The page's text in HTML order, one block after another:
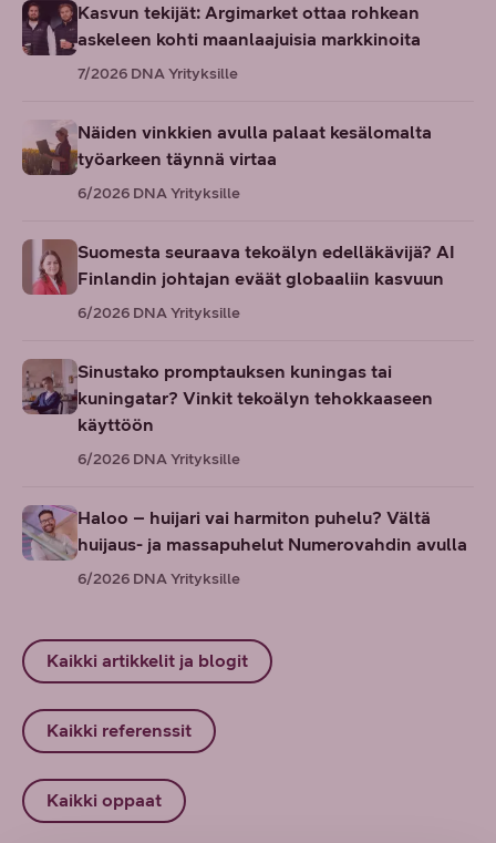
Kasvun tekijät: Argimarket ottaa rohkean
askeleen kohti maanlaajuisia markkinoita
7/2026 DNA Yrityksille
Näiden vinkkien avulla palaat kesälomalta
työarkeen täynnä virtaa
6/2026 DNA Yrityksille
Suomesta seuraava tekoälyn edelläkävijä? AI
Finlandin johtajan eväät globaaliin kasvuun
6/2026 DNA Yrityksille
Sinustako promptauksen kuningas tai
kuningatar? Vinkit tekoälyn tehokkaaseen
käyttöön
6/2026 DNA Yrityksille
Haloo – huijari vai harmiton puhelu? Vältä
huijaus- ja massapuhelut Numerovahdin avulla
6/2026 DNA Yrityksille
Kaikki artikkelit ja blogit
Kaikki referenssit
Kaikki oppaat